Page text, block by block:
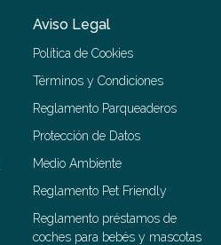
Aviso Legal
Política de Cookies
Términos y Condiciones
Reglamento Parqueaderos
Protección de Datos
Medio Ambiente
Reglamento Pet Friendly
Reglamento préstamos de
coches para bebés y mascotas